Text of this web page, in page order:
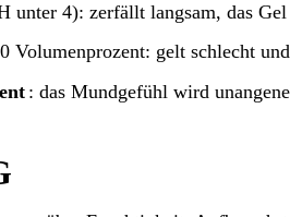
unter 4): zerfällt langsam, das
Volumenprozent: gelt schlecht
: das Mundgefühl wird